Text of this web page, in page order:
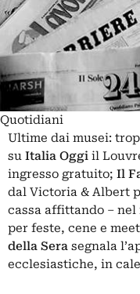
Quotidiani
Ultime dai musei:
su Italia Oggi il
ingresso gratuito; Il
dal Victoria & Albert
cassa affittando –
per feste, cene e
della Sera segnala
ecclesiastiche, in